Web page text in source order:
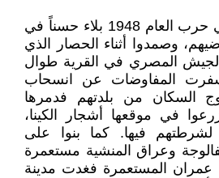
أبلى سكان الفالوجة في حرب العام 1948 بلاء حسناً في
وصمدوا أثناء الحصار الذي
المصري في القرية طوال
المفاوضات عن انسحاب
السكان من بلدتهم فدمرها
في موقعها أشجار الكينا،
فيها. كما بنوا على
وعراق المنشية مستعمرة
المستعمرة فغدت مدينة